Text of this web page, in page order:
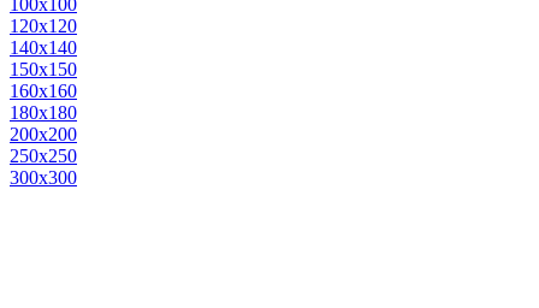
100х100
120х120
140х140
150х150
160х160
180х180
200х200
250х250
300х300